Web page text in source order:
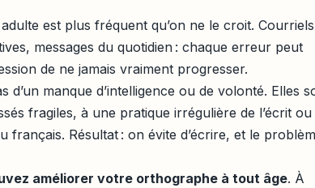
est plus fréquent qu’on ne le croit. Courriels
messages du quotidien : chaque erreur peut
de ne jamais vraiment progresser.
manque d’intelligence ou de volonté. Elles
fragiles, à une pratique irrégulière de l’écrit ou
français. Résultat : on évite d’écrire, et le
améliorer votre orthographe à tout âge. À